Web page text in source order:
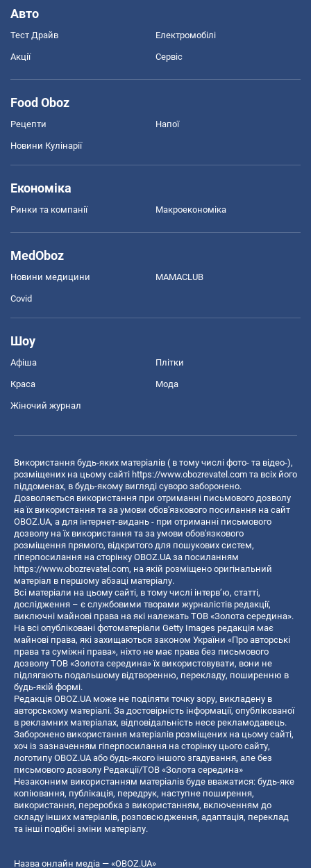
Авто
Тест Драйв Електромобілі
Акції Сервіс
Food Oboz
Рецепти Напої
Новини Кулінарії
Економіка
Ринки та компанії Макроекономіка
MedOboz
Новини медицини MAMACLUB
Covid
Шоу
Афіша Плітки
Краса Мода
Жіночий журнал
Використання будь-яких матеріалів ( в тому числі фото- та відео-),
розміщених на цьому сайті https://www.obozrevatel.com та всіх його
піддоменах, в будь-якому вигляді суворо заборонено.
Дозволяється використання при отриманні письмового дозволу
на їх використання та за умови обов'язкового посилання на сайт
OBOZ.UA, а для інтернет-видань - при отриманні письмового
дозволу на їх використання та за умови обов'язкового
розміщення прямого, відкритого для пошукових систем,
гіперпосилання на сторінку OBOZ.UA за посиланням
https://www.obozrevatel.com, на якій розміщено оригінальний
матеріал в першому абзаці матеріалу.
Всі матеріали на цьому сайті, в тому числі інтерв’ю, статті,
дослідження – є службовими творами журналістів редакції,
виключні майнові права на які належать ТОВ «Золота середина».
На всі опубліковані фотоматеріали Getty Images редакція має
майнові права, які захищаються законом України «Про авторські
права та суміжні права», ніхто не має права без письмового
дозволу ТОВ «Золота середина» їх використовувати, вони не
підлягають подальшому відтворенню, перекладу, поширенню в
будь-якій формі.
Редакція OBOZ.UA може не поділяти точку зору, викладену в
авторському матеріалі. За достовірність інформації, опублікованої
в рекламних матеріалах, відповідальність несе рекламодавець.
Заборонено використання матеріалів розміщених на цьому сайті,
хоч із зазначенням гіперпосилання на сторінку цього сайту,
логотипу OBOZ.UA або будь-якого іншого згадування, але без
письмового дозволу Редакції/ТОВ «Золота середина»
Незаконним використанням матеріалів буде вважатися: будь-яке
копiювання, публiкацiя, передрук, наступне поширення,
використання, переробка з використанням, включенням до
складу інших матеріалів, розповсюдження, адаптація, переклад
та інші подібні зміни матеріалу.
Назва онлайн медіа — «OBOZ.UA»